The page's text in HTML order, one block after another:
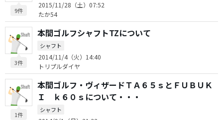
9件
2015/11/28（土）07:52
たか54
3件
本間ゴルフシャフトTZについて
シャフト
2014/11/4（火）14:40
トリプルダイヤ
1件
本間ゴルフ・ヴィザードＴＡ６５ｓとＦＵＢＵＫ
Ｉ ｋ６０ｓについて・・・
シャフト